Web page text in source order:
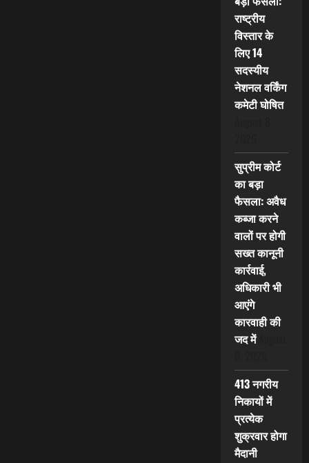
राष्ट्रीय
विस्तार के
लिए 14
सदस्यीय
नेशनल वर्किंग
कमेटी घोषित
सुप्रीम कोर्ट
का बड़ा
फैसला: अवैध
कब्जा करने
वालों पर होगी
सख्त कानूनी
कार्रवाई,
अधिकारी भी
आएंगे
कारवाही की
जद में
413 नगरीय
निकायों में
प्रत्येक
शुक्रवार होगा
मैदानी